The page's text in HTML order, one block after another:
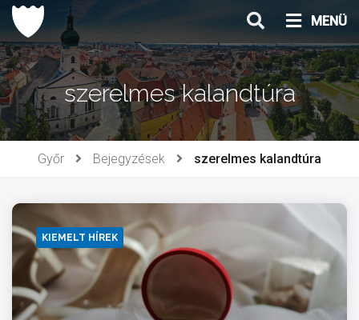
Ugrás
tartalomhoz
MENÜ
szerelmes kalandtúra
Győr Bejegyzések szerelmes kalandtúra
KIEMELT HÍREK